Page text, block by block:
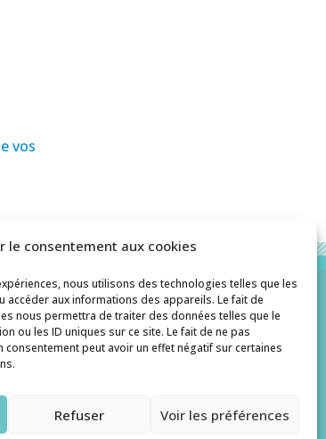
le consentement aux cookies
nous utilisons des technologies telles que les
accéder aux informations des appareils. Le fait de
nous permettra de traiter des données telles que le
ou les ID uniques sur ce site. Le fait de ne pas
peut avoir un effet négatif sur certaines
Refuser Voir les préférences
vos
Contact